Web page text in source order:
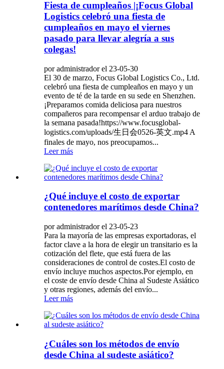
Fiesta de cumpleaños |¡Focus Global
Logistics celebró una fiesta de
cumpleaños en mayo el viernes
pasado para llevar alegría a sus
colegas!
por administrador el 23-05-30
El 30 de marzo, Focus Global Logistics Co., Ltd.
celebró una fiesta de cumpleaños en mayo y un
evento de té de la tarde en su sede en Shenzhen.
¡Preparamos comida deliciosa para nuestros
compañeros para recompensar el arduo trabajo de
la semana pasada!https://www.focusglobal-
logistics.com/uploads/生日会0526-英文.mp4 A
finales de mayo, nos preocupamos...
Leer más
¿Qué incluye el costo de exportar
contenedores marítimos desde China?
por administrador el 23-05-23
Para la mayoría de las empresas exportadoras, el
factor clave a la hora de elegir un transitario es la
cotización del flete, que está fuera de las
consideraciones de control de costes.El costo de
envío incluye muchos aspectos.Por ejemplo, en
el coste de envío desde China al Sudeste Asiático
y otras regiones, además del envío...
Leer más
¿Cuáles son los métodos de envío
desde China al sudeste asiático?